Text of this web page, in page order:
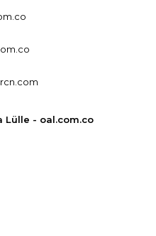
Lülle - oal.com.co